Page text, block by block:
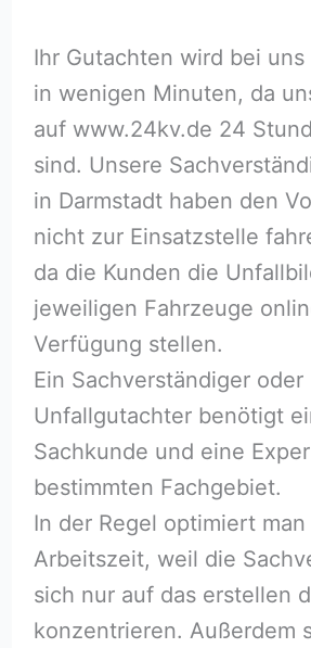
Ihr Gutachten wird bei
in wenigen Minuten, da
auf www.24kv.de 24
sind. Unsere
in Darmstadt haben den
nicht zur Einsatzstelle
da die Kunden die
jeweiligen Fahrzeuge
Verfügung stellen.
Ein Sachverständiger oder
Unfallgutachter benötigt
Sachkunde und eine
bestimmten Fachgebiet.
In der Regel optimiert man
Arbeitszeit, weil die
sich nur auf das erstellen
konzentrieren. Außerdem